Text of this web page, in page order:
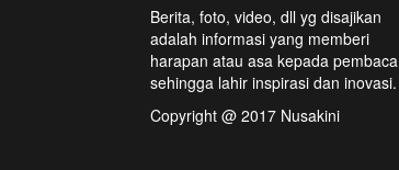
Berita, foto, video, dll yg disajikan
adalah informasi yang memberi
harapan atau asa kepada pembaca
sehingga lahir inspirasi dan inovasi.
Copyright @ 2017 Nusakini